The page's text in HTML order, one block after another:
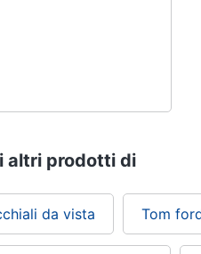
altri prodotti di
da vista Tom